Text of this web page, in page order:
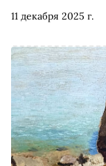
11 декабря 2025 г.
миллиарда
коллекционеры